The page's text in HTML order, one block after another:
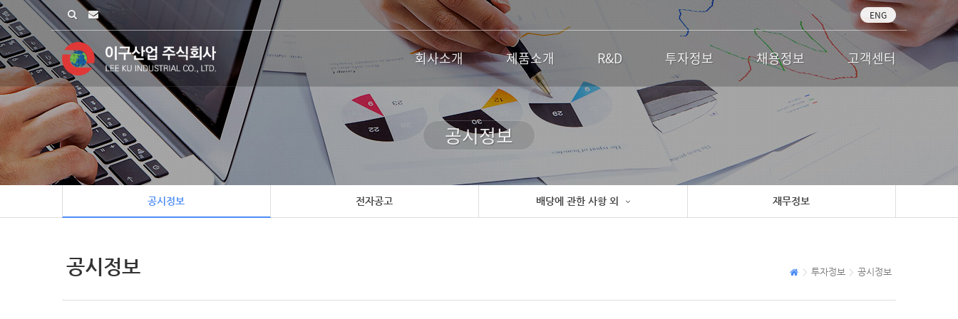
ENG
회사소개 제품소개 R&D 투자정보 채용정보 고객센터
공시정보
공시정보 전자공고 배당에 관한 사항 외 재무정보
공시정보 투자정보 공시정보